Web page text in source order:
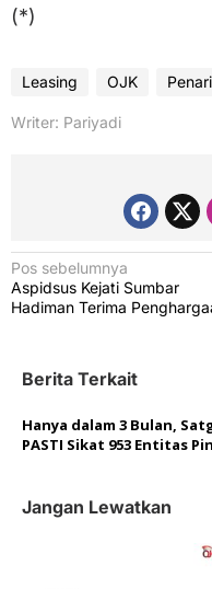
(*)
Leasing OJK
Writer: Pariyadi
N
a
g
a
s
p
Pos sebelumnya
Aspidsus Kejati Sumbar
Hadiman Terima
Berita Terkait
Hanya dalam 3 Bulan,
PASTI Sikat 953 Entitas
Jangan Lewatkan